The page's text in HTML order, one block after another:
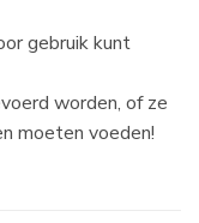
gebruik kunt
worden, of ze
moeten voeden!